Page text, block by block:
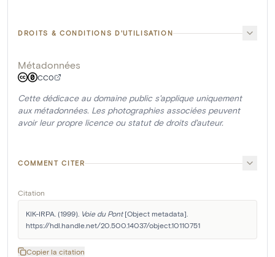
DROITS & CONDITIONS D'UTILISATION
Métadonnées
CC0
Cette dédicace au domaine public s'applique uniquement
aux métadonnées. Les photographies associées peuvent
avoir leur propre licence ou statut de droits d'auteur.
COMMENT CITER
Citation
KIK-IRPA. (1999). Voie du Pont [Object metadata].
https://hdl.handle.net/20.500.14037/object.10110751
Copier la citation